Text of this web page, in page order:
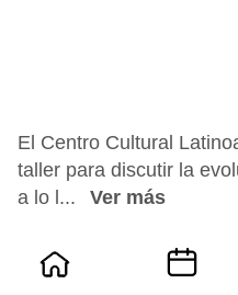
El Centro Cultural
taller para discutir la
a lo l...
Ver más